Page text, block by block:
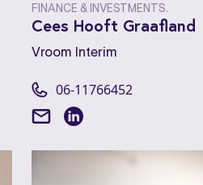
FINANCE & INVESTMENTS.
Cees Hooft Graafland
Vroom Interim
06-11766452